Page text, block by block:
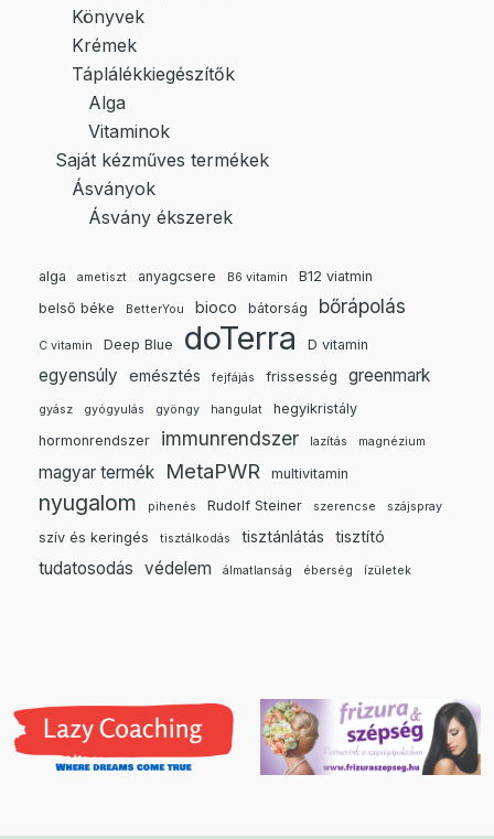
Könyvek
Krémek
Táplálékkiegészítők
Alga
Vitaminok
Saját kézműves termékek
Ásványok
Ásvány ékszerek
alga ametiszt anyagcsere B6 vitamin
B12 viatmin
belső béke
BetterYou bioco bátorság bőrápolás
C vitamin Deep Blue doTerra D vitamin
egyensúly emésztés fejfájás frissesség greenmark
gyász gyógyulás gyöngy hangulat
hegyikristály
hormonrendszer
immunrendszer lazítás magnézium
magyar termék MetaPWR multivitamin
nyugalom pihenés Rudolf Steiner szerencse szájspray
szív és keringés tisztálkodás tisztánlátás tisztító
tudatosodás védelem álmatlanság éberség ízületek